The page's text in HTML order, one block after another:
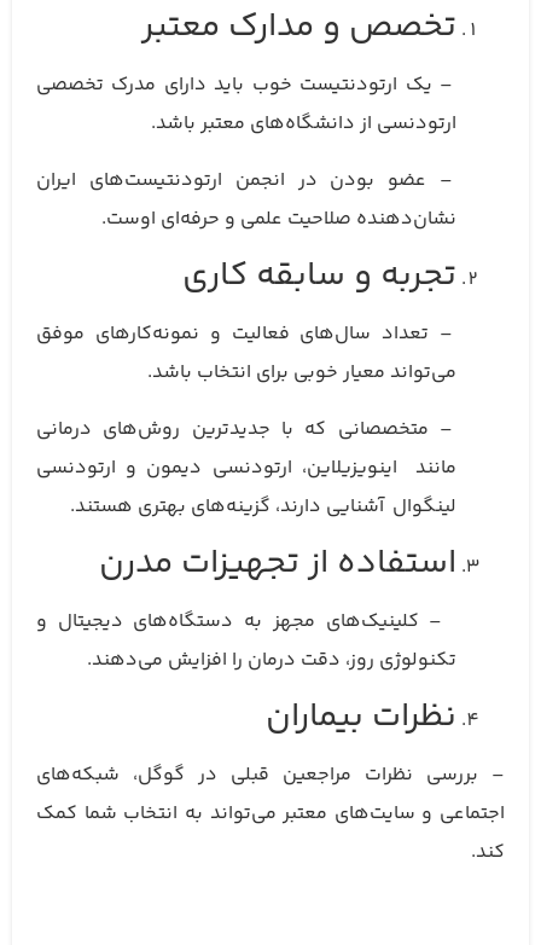
تخصص و مدارک معتبر
– یک ارتودنتیست خوب باید دارای مدرک تخصصی
ارتودنسی از دانشگاه‌های معتبر باشد.
– عضو بودن در انجمن ارتودنتیست‌های ایران
نشان‌دهنده صلاحیت علمی و حرفه‌ای اوست.
تجربه و سابقه کاری
– تعداد سال‌های فعالیت و نمونه‌کارهای موفق
می‌تواند معیار خوبی برای انتخاب باشد.
– متخصصانی که با جدیدترین روش‌های درمانی
مانند اینویزیلاین، ارتودنسی دیمون و ارتودنسی
لینگوال آشنایی دارند، گزینه‌های بهتری هستند.
استفاده از تجهیزات مدرن
– کلینیک‌های مجهز به دستگاه‌های دیجیتال و
تکنولوژی روز، دقت درمان را افزایش می‌دهند.
نظرات بیماران
– بررسی نظرات مراجعین قبلی در گوگل، شبکه‌های
اجتماعی و سایت‌های معتبر می‌تواند به انتخاب شما کمک
کند.